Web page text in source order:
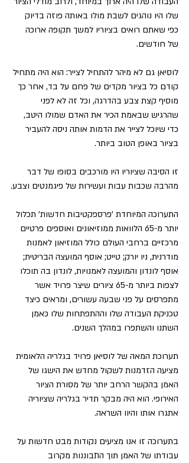
שלו היו נוהגים לשבת מולו באותה פוזה בדיוק
כפי שאתם רואים בציוריו למשך תקופה ארוכה
של חודשים.
לוסיאן גם לא מיהר להתחיל לצייר: הוא היה מתחיל
קודם כל בציור מקדים של פחם על בד, אחר כך
מוסיף קצת צבע בהדרגה, וכל זה לא לפני
שהרגיש שבאמת הכיר את האדם שמולו היטב,
כדי שיוכל לצייר את הדמות אותה ניסה להעביר
בציור באופן הטוב ביותר.
זו הסיבה שציוריו היו מורכבים בסופו של דבר
מהרבה שכבות עבות ועשירות של פיגמנטים וצבע.
התערוכה המיוחדת 'פרספקטיבות חדשות' תכלול
יותר מ-65 הלוואות ממוזיאונים ואוספים פרטיים
מרכזיים ברחבי העולם כולל המוזיאון לאמנות
מודרנית, ניו יורק; טייט; אוסף המועצה הבריטית;
אוסף לונדון והמועצה לאמנויות, לונדון בה תוכלו
לצפות ביותר מ-65 ציורים שיצר פרויד אשר
מתפרסים על פני שבעה עשורים, ומראים כיצד
טכניקת העבודה שלו וההתפתחות שלו כאמן
השתנו והשתפרו במהלך השנים.
תערוכת המאה של לוסיאן פרויד בגלריה הלאומית
מציעה הזדמנות לשקול מחדש את הישגו של
האמן בהקשר הרחב יותר של מסורת הציור
האירופי. הוא היה מבקר תדיר בגלריה שציוריה
אתגרו אותו והיוו השראה.
בתערוכה זו אנו מציעים נקודות מבט חדשות על
עבודתו של האמן תוך התבוננות מקרוב